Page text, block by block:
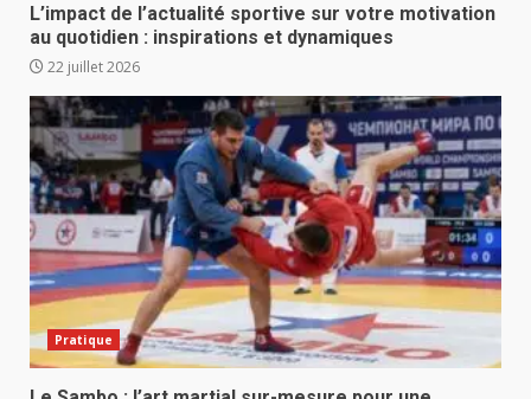
L’impact de l’actualité sportive sur votre motivation
au quotidien : inspirations et dynamiques
22 juillet 2026
Pratique